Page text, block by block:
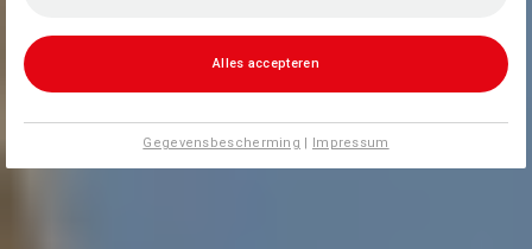
Alles accepteren
Gegevensbescherming | Impressum